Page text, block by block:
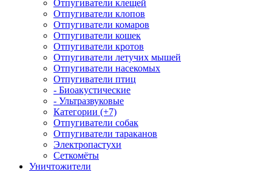
Отпугиватели клещей
Отпугиватели клопов
Отпугиватели комаров
Отпугиватели кошек
Отпугиватели кротов
Отпугиватели летучих мышей
Отпугиватели насекомых
Отпугиватели птиц
- Биоакустические
- Ультразвуковые
Категории (+7)
Отпугиватели собак
Отпугиватели тараканов
Электропастухи
Сеткомёты
Уничтожители